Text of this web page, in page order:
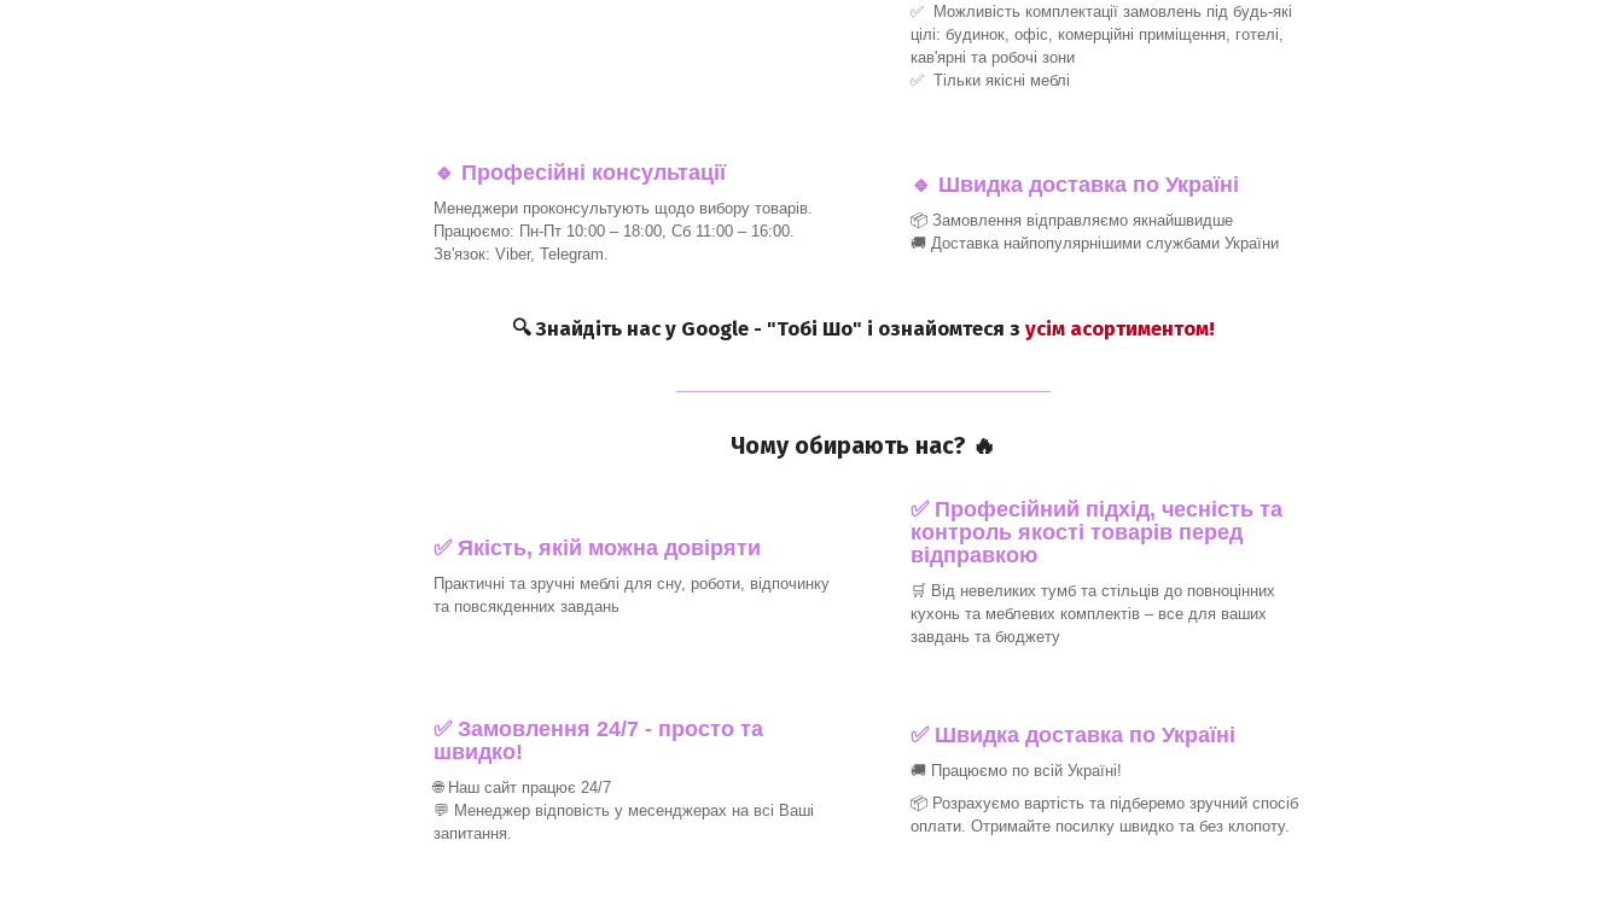
✅ Можливість комплектації замовлень під будь-які
цілі: будинок, офіс, комерційні приміщення, готелі,
кав'ярні та робочі зони
✅ Тільки якісні меблі
🔹 Професійні консультації
Менеджери проконсультують щодо вибору товарів.
Працюємо: Пн-Пт 10:00 – 18:00, Сб 11:00 – 16:00.
Зв'язок: Viber, Telegram.
🔹 Швидка доставка по Україні
📦 Замовлення відправляємо якнайшвидше
🚚 Доставка найпопулярнішими службами України
🔍 Знайдіть нас у Google - "Тобі Шо" і ознайомтеся з усім асортиментом!
Чому обирають нас? 🔥
✅ Якість, якій можна довіряти
Практичні та зручні меблі для сну, роботи, відпочинку
та повсякденних завдань
✅ Професійний підхід, чесність та
контроль якості товарів перед
відправкою
🛒 Від невеликих тумб та стільців до повноцінних
кухонь та меблевих комплектів – все для ваших
завдань та бюджету
✅ Замовлення 24/7 - просто та
швидко!
🌐 Наш сайт працює 24/7
💬 Менеджер відповість у месенджерах на всі Ваші
запитання.
✅ Швидка доставка по Україні
🚚 Працюємо по всій Україні!
📦 Розрахуємо вартість та підберемо зручний спосіб
оплати. Отримайте посилку швидко та без клопоту.